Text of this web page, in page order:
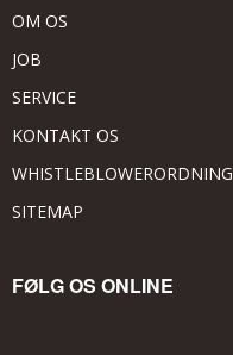
OM OS
JOB
SERVICE
KONTAKT OS
WHISTLEBLOWERORDNING
SITEMAP
FØLG OS ONLINE